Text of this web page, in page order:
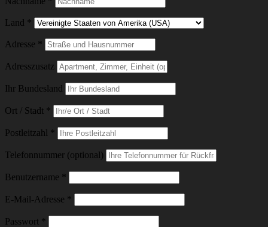
Land *
Adresse *
Adresszusatz
Ihr Bundesland
Ort / Stadt *
Postleitzahl *
Telefonnummer (optional)
Benutzername *
E-Mail-Adresse *
Passwort *